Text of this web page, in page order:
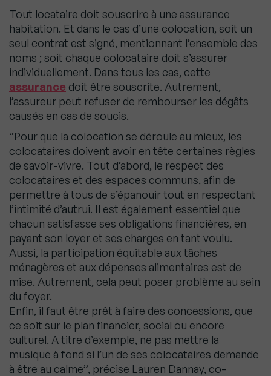
Tout locataire doit souscrire à une assurance
habitation. Et dans le cas d’une colocation, soit un
seul contrat est signé, mentionnant l’ensemble des
noms ; soit chaque colocataire doit s’assurer
individuellement. Dans tous les cas, cette
assurance doit être souscrite. Autrement,
l’assureur peut refuser de rembourser les dégâts
causés en cas de soucis.
“Pour que la colocation se déroule au mieux, les
colocataires doivent avoir en tête certaines règles
de savoir-vivre. Tout d’abord, le respect des
colocataires et des espaces communs, afin de
permettre à tous de s’épanouir tout en respectant
l’intimité d’autrui. Il est également essentiel que
chacun satisfasse ses obligations financières, en
payant son loyer et ses charges en tant voulu.
Aussi, la participation équitable aux tâches
ménagères et aux dépenses alimentaires est de
mise. Autrement, cela peut poser problème au sein
du foyer.
Enfin, il faut être prêt à faire des concessions, que
ce soit sur le plan financier, social ou encore
culturel. A titre d’exemple, ne pas mettre la
musique à fond si l’un de ses colocataires demande
à être au calme”, précise Lauren Dannay, co-